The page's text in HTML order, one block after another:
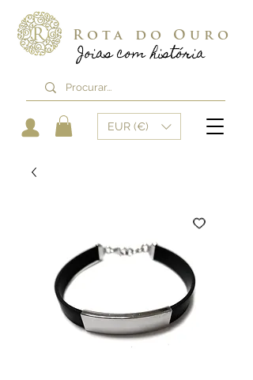
Joias com história
Rota do Ouro
EUR (€)